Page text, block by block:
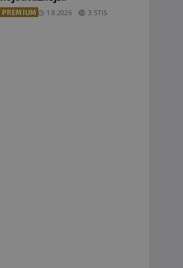
PREMIUM 1.8.2026 3.5TIS